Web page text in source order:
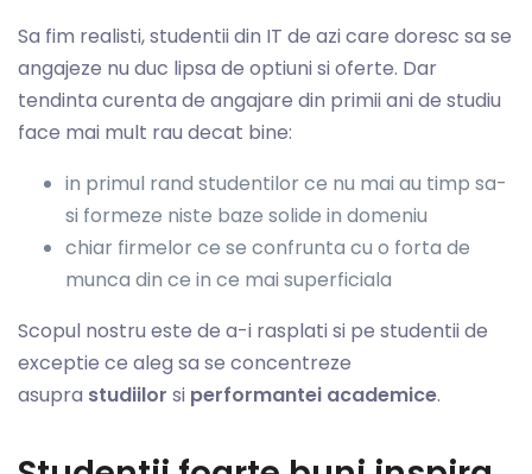
Sa fim realisti, studentii din IT de azi care doresc sa se
angajeze nu duc lipsa de optiuni si oferte. Dar
tendinta curenta de angajare din primii ani de studiu
face mai mult rau decat bine:
in primul rand studentilor ce nu mai au timp sa-
si formeze niste baze solide in domeniu
chiar firmelor ce se confrunta cu o forta de
munca din ce in ce mai superficiala
Scopul nostru este de a-i rasplati si pe studentii de
exceptie ce aleg sa se concentreze
asupra studiilor si performantei academice.